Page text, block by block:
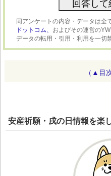
同アンケートの内容・データは全
ドットコム、 およびその運営の
データの転用・引用・利用を一切
（▲目
安産祈願・戌の日情報を楽